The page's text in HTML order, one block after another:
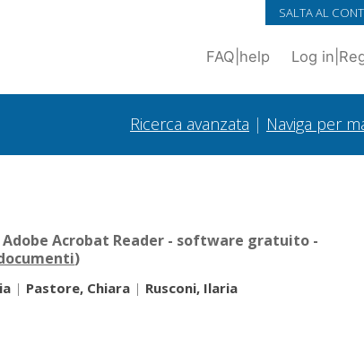
SALTA AL
FAQ help Log in
Ricerca avanzata | Naviga per
Acrobat Reader - software gratuito -
)
| Pastore, Chiara | Rusconi, Ilaria